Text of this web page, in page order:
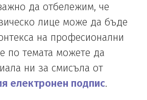
да отбележим, че
лице може да бъде
на професионални
по темата можете да
ни за смисъла от
електронен подпис.